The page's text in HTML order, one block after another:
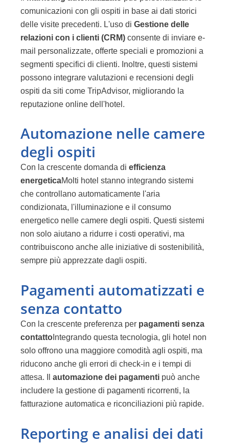
comunicazioni con gli ospiti in base ai dati storici
delle visite precedenti. L'uso di Gestione delle
relazioni con i clienti (CRM) consente di inviare e-
mail personalizzate, offerte speciali e promozioni a
segmenti specifici di clienti. Inoltre, questi sistemi
possono integrare valutazioni e recensioni degli
ospiti da siti come TripAdvisor, migliorando la
reputazione online dell'hotel.
Automazione nelle camere
degli ospiti
Con la crescente domanda di efficienza
energeticaMolti hotel stanno integrando sistemi
che controllano automaticamente l'aria
condizionata, l'illuminazione e il consumo
energetico nelle camere degli ospiti. Questi sistemi
non solo aiutano a ridurre i costi operativi, ma
contribuiscono anche alle iniziative di sostenibilità,
sempre più apprezzate dagli ospiti.
Pagamenti automatizzati e
senza contatto
Con la crescente preferenza per pagamenti senza
contatto Integrando questa tecnologia, gli hotel non
solo offrono una maggiore comodità agli ospiti, ma
riducono anche gli errori di check-in e i tempi di
attesa. Il automazione dei pagamenti può anche
includere la gestione di pagamenti ricorrenti, la
fatturazione automatica e riconciliazioni più rapide.
Reporting e analisi dei dati